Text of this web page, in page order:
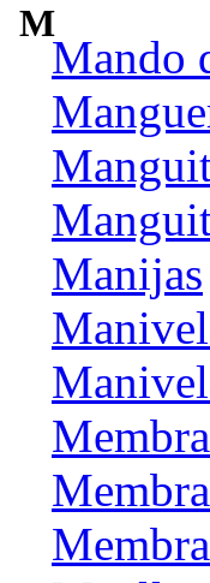
M
Mando
Manijas